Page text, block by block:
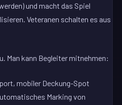
und macht das Spiel
Veteranen schalten es aus
Man kann Begleiter mitnehmen:
mobiler Deckung-Spot
Marking von